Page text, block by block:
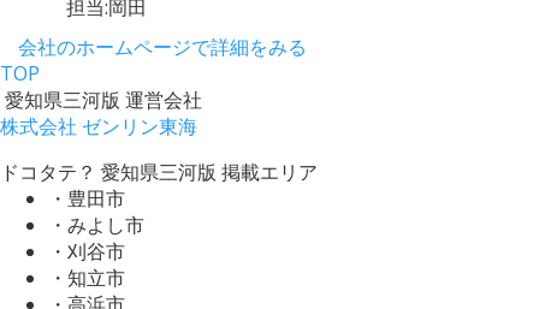
担当:岡田
会社のホームページで詳細をみる
TOP
愛知県三河版 運営会社
株式会社 ゼンリン東海
ドコタテ？ 愛知県三河版 掲載エリア
・豊田市
・みよし市
・刈谷市
・知立市